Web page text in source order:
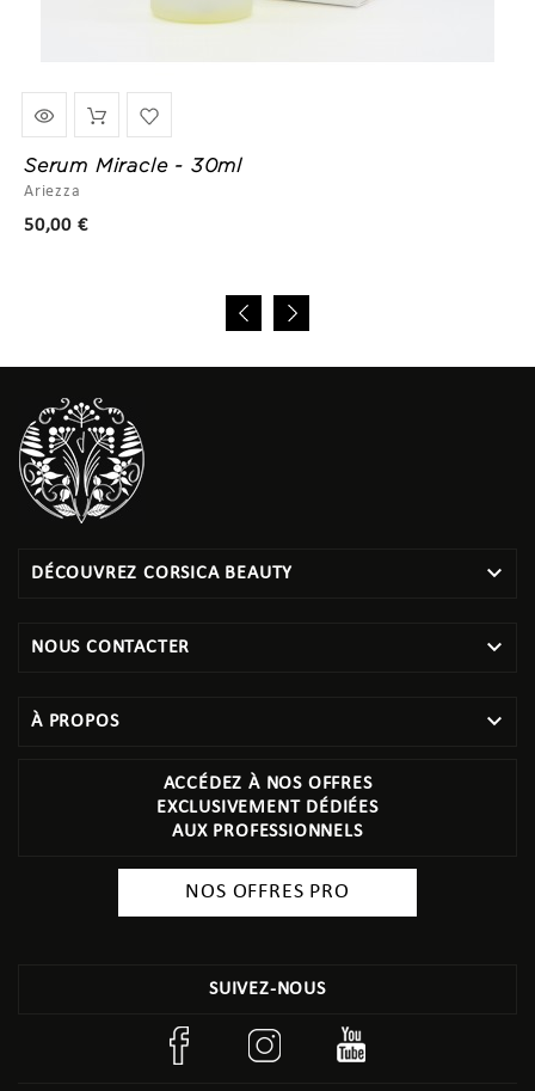
Serum Miracle - 30ml
Ariezza
50,00 €
DÉCOUVREZ CORSICA BEAUTY 
NOUS CONTACTER 
À PROPOS 
ACCÉDEZ À NOS OFFRES
EXCLUSIVEMENT DÉDIÉES
AUX PROFESSIONNELS
NOS OFFRES PRO
SUIVEZ-NOUS